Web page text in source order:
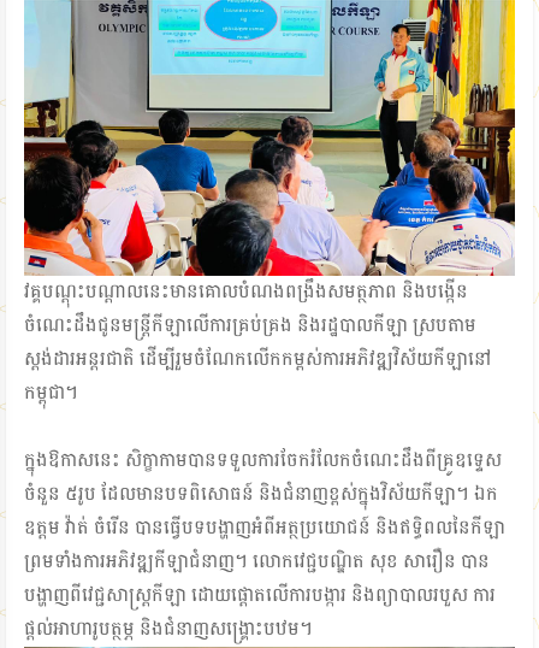
វគ្គបណ្ដុះបណ្ដាលនេះមានគោលបំណងពង្រឹងសមត្ថភាព និងបង្កើន
ចំណេះដឹងជូនមន្ត្រីកីឡាលើការគ្រប់គ្រង និងរដ្ឋបាលកីឡា ស្របតាម
ស្តង់ដារអន្តរជាតិ ដើម្បីរួមចំណែកលើកកម្ពស់ការអភិវឌ្ឍវិស័យកីឡានៅ
កម្ពុជា។
ក្នុងឱកាសនេះ សិក្ខាកាមបានទទួលការចែករំលែកចំណេះដឹងពីគ្រូឧទ្ទេស
ចំនួន ៥រូប ដែលមានបទពិសោធន៍ និងជំនាញខ្ពស់ក្នុងវិស័យកីឡា។ ឯក
ឧត្តម វ៉ាត់ ចំរើន បានធ្វើបទបង្ហាញអំពីអត្ថប្រយោជន៍ និងឥទ្ធិពលនៃកីឡា
ព្រមទាំងការអភិវឌ្ឍកីឡាជំនាញ។ លោកវេជ្ជបណ្ឌិត សុខ សារឿន បាន
បង្ហាញពីវេជ្ជសាស្ត្រកីឡា ដោយផ្តោតលើការបង្ការ និងព្យាបាលរបួស ការ
ផ្តល់អាហារូបត្ថម្ភ និងជំនាញសង្គ្រោះបឋម។